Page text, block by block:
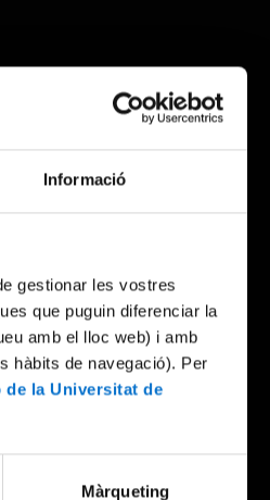
Informació
gestionar les vostres
que puguin diferenciar la
amb el lloc web) i amb
hàbits de navegació). Per
de la Universitat de
Màrqueting